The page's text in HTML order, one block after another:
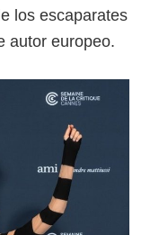
los escaparates
autor europeo.